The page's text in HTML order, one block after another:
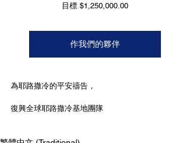
目標 $1,250,000.00
作我們的夥伴
為耶路撒冷的平安禱告，
復興全球耶路撒冷基地團隊